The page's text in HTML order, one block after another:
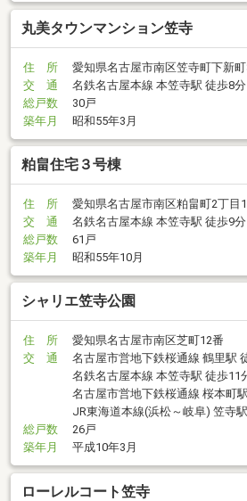
丸美タウンマンション笠寺
住 所
愛知県名古屋市南区笠寺町下新
交 通
名鉄名古屋本線 本笠寺駅 徒歩8分
総戸数
30戸
築年月
昭和55年3月
粕畠住宅３号棟
住 所
愛知県名古屋市南区粕畠町2丁目
交 通
名鉄名古屋本線 本笠寺駅 徒歩9分
総戸数
61戸
築年月
昭和55年10月
シャリエ笠寺公園
住 所
愛知県名古屋市南区芝町12番
交 通
名古屋市営地下鉄桜通線 鶴里駅
名鉄名古屋本線 本笠寺駅 徒歩11
名古屋市営地下鉄桜通線 桜本町
JR東海道本線(浜松～岐阜) 笠寺
総戸数
26戸
築年月
平成10年3月
ローレルコート笠寺